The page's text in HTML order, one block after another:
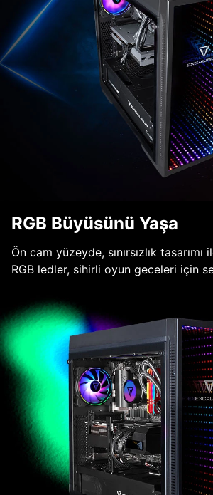
RGB Büyüsünü Yaşa
Ön cam yüzeyde, sınırsızlık
RGB ledler, sihirli oyun geceleri için